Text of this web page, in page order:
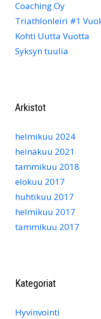
Coaching Oy
Triathlonleiri #1
Kohti Uutta Vuotta
Syksyn tuulia
Arkistot
helmikuu 2024
heinäkuu 2021
tammikuu 2018
elokuu 2017
huhtikuu 2017
helmikuu 2017
tammikuu 2017
Kategoriat
Hyvinvointi